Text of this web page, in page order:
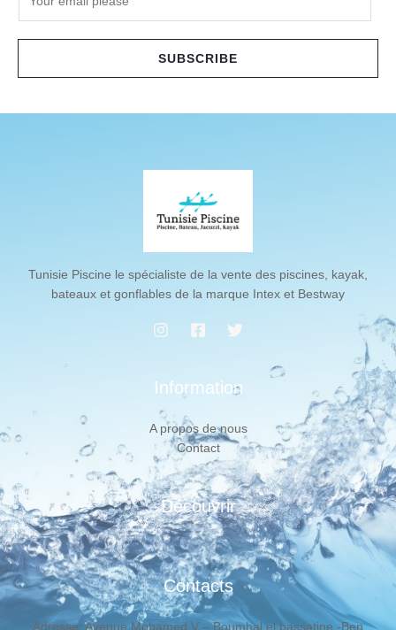
SUBSCRIBE
Tunisie Piscine le spécialiste de la vente des piscines, kayak,
bateaux et gonflables de la marque Intex et Bestway
Information
A propos de nous
Contact
Découvrir
Contacts
Adresse: Avenue Mohamed V – Boumhal el bassatine -Ben